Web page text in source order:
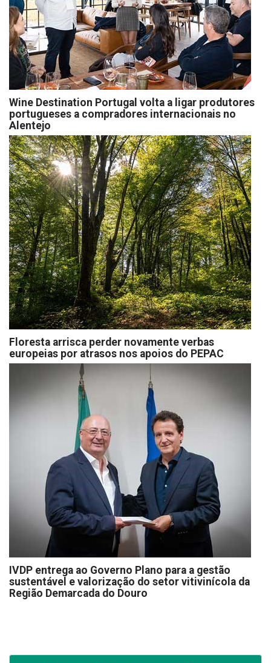
Wine Destination Portugal volta a ligar produtores
portugueses a compradores internacionais no
Alentejo
Floresta arrisca perder novamente verbas
europeias por atrasos nos apoios do PEPAC
IVDP entrega ao Governo Plano para a gestão
sustentável e valorização do setor vitivinícola da
Região Demarcada do Douro